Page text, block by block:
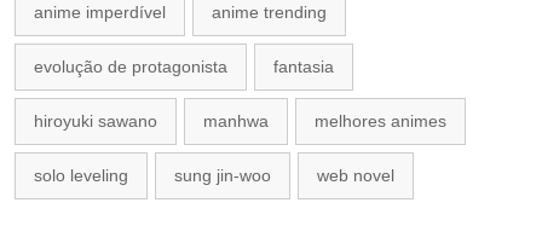
anime imperdível anime trending
evolução de protagonista fantasia
hiroyuki sawano manhwa melhores animes
solo leveling sung jin-woo web novel